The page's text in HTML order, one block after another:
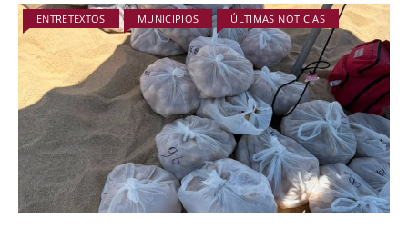
ENTRETEXTOS MUNICIPIOS ÚLTIMAS NOTICIAS